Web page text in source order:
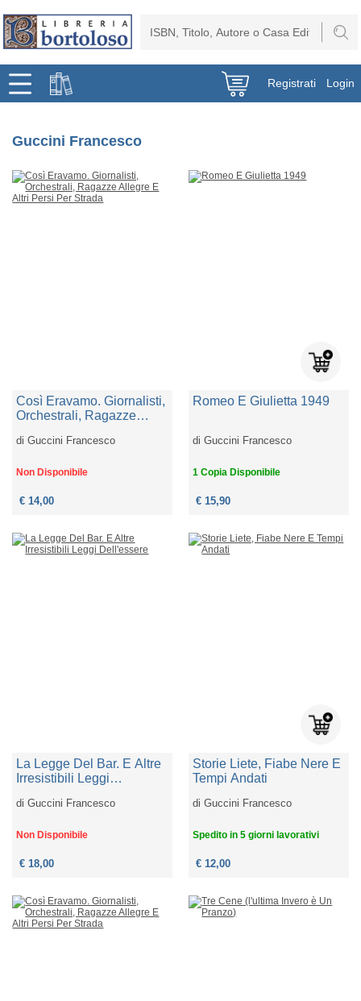
Registrati Login
Guccini Francesco
Così Eravamo. Giornalisti,
Orchestrali, Ragazze
Strada
diGuccini Francesco
Non Disponibile
€ 14,00
Romeo E Giulietta 1949
diGuccini Francesco
1 Copia Disponibile
€ 15,90
La Legge Del Bar. E Altre
Irresistibili Leggi
diGuccini Francesco
Non Disponibile
€ 18,00
Storie Liete, Fiabe Nere E
Tempi Andati
diGuccini Francesco
Spedito in 5 giorni lavorativi
€ 12,00